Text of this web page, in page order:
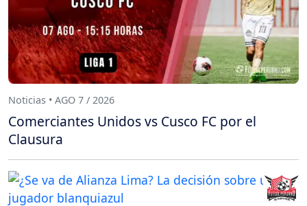
Noticias • AGO 7 / 2026
Comerciantes Unidos vs Cusco FC por el
Clausura